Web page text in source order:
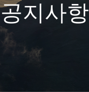
공지사항